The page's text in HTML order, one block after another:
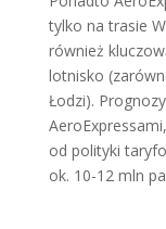
tylko na trasie
również
lotnisko
Łodzi).
od polityki
ok. 10-12 mln